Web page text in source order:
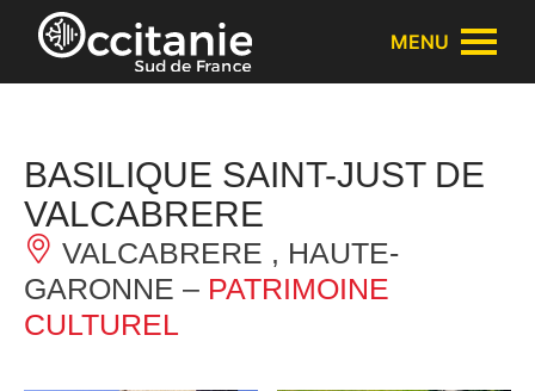
Panneau de gestion des cookies
MENU
BASILIQUE SAINT-JUST DE
VALCABRERE
VALCABRERE , HAUTE-
GARONNE – PATRIMOINE
CULTUREL